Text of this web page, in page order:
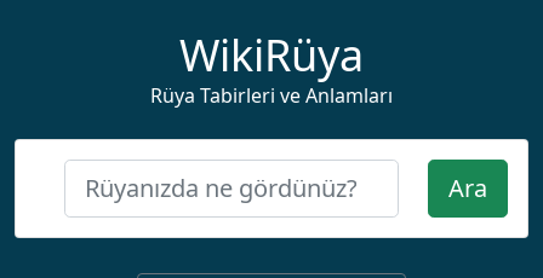
WikiRüya
Rüya Tabirleri ve Anlamları
Ara